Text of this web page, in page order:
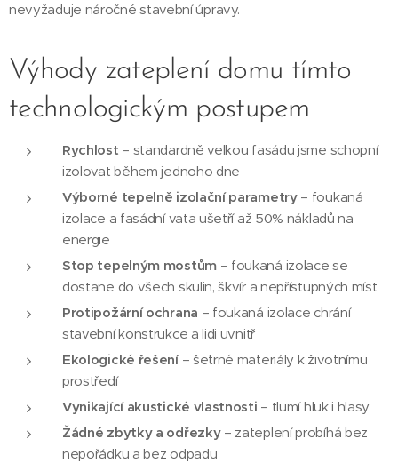
nevyžaduje náročné stavební úpravy.
Výhody zateplení domu tímto
technologickým postupem
Rychlost – standardně velkou fasádu jsme schopní
izolovat během jednoho dne
Výborné tepelně izolační parametry– foukaná
izolace a fasádní vata ušetří až 50% nákladů na
energie
Stop tepelným mostům– foukaná izolace se
dostane do všech skulin, škvír a nepřístupných míst
Protipožární ochrana – foukaná izolace chrání
stavební konstrukce a lidi uvnitř
Ekologické řešení– šetrné materiály k životnímu
prostředí
Vynikající akustické vlastnosti – tlumí hluk i hlasy
Žádné zbytky a odřezky– zateplení probíhá bez
nepořádku a bez odpadu